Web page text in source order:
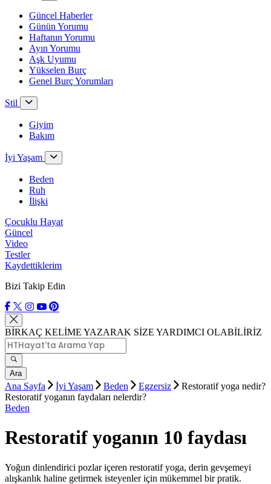
Güncel Haberler
Günün Yorumu
Haftanın Yorumu
Ayın Yorumu
Aşk Uyumu
Yükselen Burç
Genel Burç Yorumları
Stil
Giyim
Bakım
İyi Yaşam
Beden
Ruh
İlişki
Çocuklu Hayat
Güncel
Video
Testler
Kaydettiklerim
Bizi Takip Edin
BİRKAÇ KELİME YAZARAK SİZE YARDIMCI OLABİLİRİZ
Ara
Ana Sayfa İyi Yaşam Beden Egzersiz
Restoratif yoga nedir?
Restoratif yoganın faydaları nelerdir?
Beden
Restoratif yoganın 10 faydası
Yoğun dinlendirici pozlar içeren restoratif yoga, derin gevşemeyi
alışkanlık haline getirmek isteyenler için mükemmel bir pratik.